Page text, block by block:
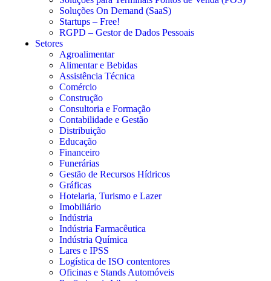
Soluções On Demand (SaaS)
Startups – Free!
RGPD – Gestor de Dados Pessoais
Setores
Agroalimentar
Alimentar e Bebidas
Assistência Técnica
Comércio
Construção
Consultoria e Formação
Contabilidade e Gestão
Distribuição
Educação
Financeiro
Funerárias
Gestão de Recursos Hídricos
Gráficas
Hotelaria, Turismo e Lazer
Imobiliário
Indústria
Indústria Farmacêutica
Indústria Química
Lares e IPSS
Logística de ISO contentores
Oficinas e Stands Automóveis